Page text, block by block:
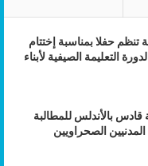
تنظم حفلا بمناسبة إختتام
التعليمة الصيفية لأبناء
بالأندلس للمطالبة
الصحراويين